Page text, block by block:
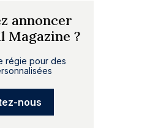
annoncer
Magazine ?
régie pour des
nous